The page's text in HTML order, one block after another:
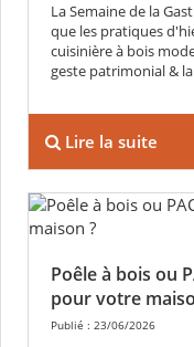
La Semaine de la
que les pratiques
cuisinière à bois
geste patrimonial &
Lire la suite
Poêle à bois ou
pour votre
Publié : 23/06/2026